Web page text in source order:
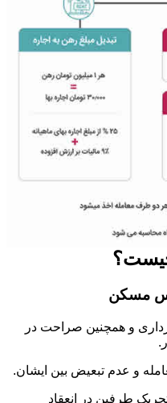
مسکن
و همچنین صراحت در
طرفین در انعقاد